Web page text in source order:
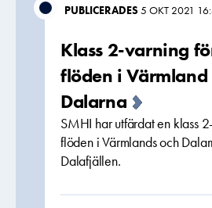
PUBLICERADES5 OKT 2021
Klass 2-varning
flöden i Värmland
Dalarna
SMHI har utfärdat en klass
flöden i Värmlands och
Dalafjällen.